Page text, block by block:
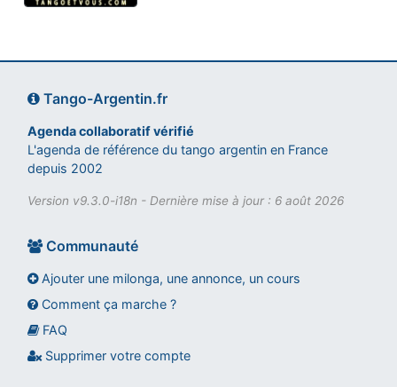
Tango-Argentin.fr
Agenda collaboratif vérifié
L'agenda de référence du tango argentin en France
depuis 2002
Version v9.3.0-i18n - Dernière mise à jour : 6 août 2026
Communauté
Ajouter une milonga, une annonce, un cours
Comment ça marche ?
FAQ
Supprimer votre compte
Assistant tango-argentin.fr
Questions sur les milongas, cours et stages